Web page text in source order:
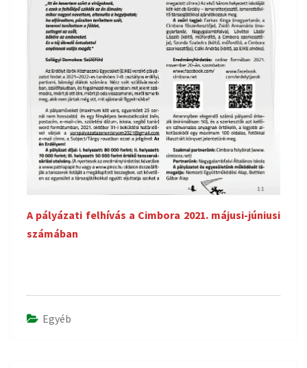
A pályázati felhívás a Cimbora 2021. májusi-júniusi
számában
Egyéb